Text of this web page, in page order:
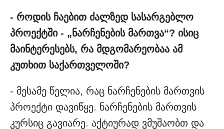
- როდის ჩაებით ძალზედ სასარგებლო
პროექტში - „ნარჩენების მართვა“? ისიც
მაინტერესებს, რა მდგომარეობაა ამ
კუთხით საქართველოში?
- მესამე წელია, რაც ნარჩენების მართვის
პროექტი დავიწყე. ნარჩენების მართვის
კურსიც გავიარე. აქტიურად ვმუშაობთ და